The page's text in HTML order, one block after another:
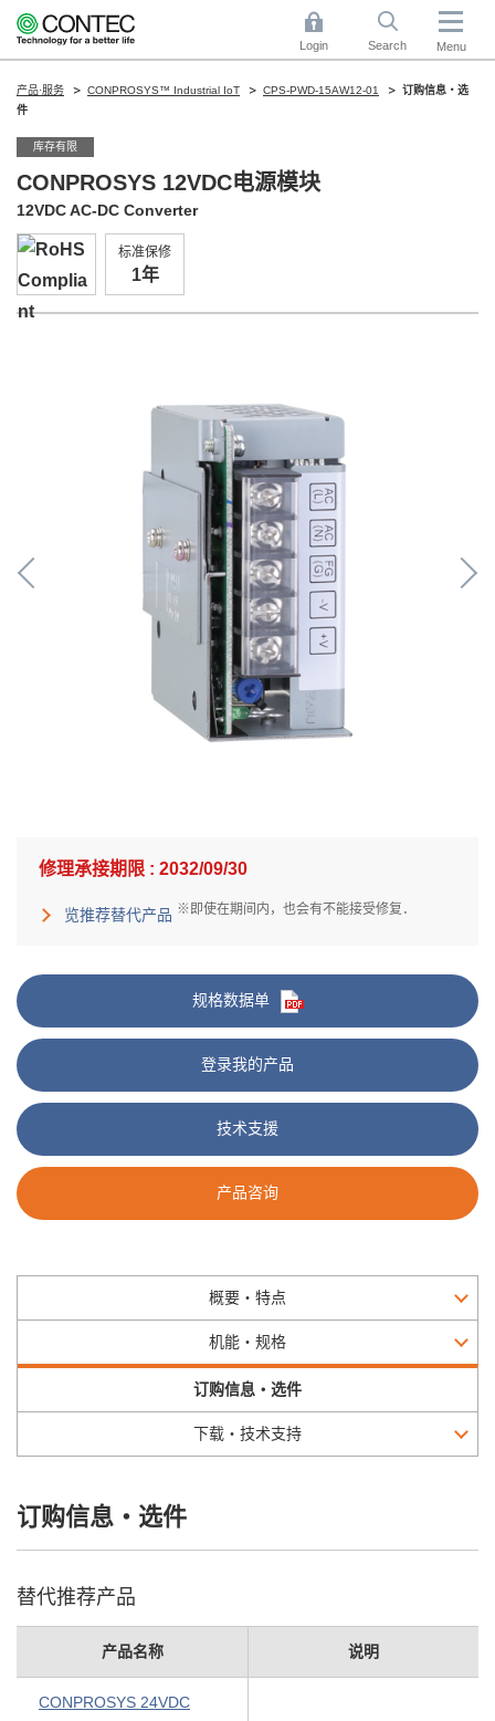
Login Search Menu
产品·服务 CONPROSYS™ Industrial IoT CPS-PWD-15AW12-01
订购信息・选
件
CONPROSYS 12VDC电源模块
12VDC AC-DC Converter
库存有限
标准保修
1年
修理承接期限 : 2032/09/30
览推荐替代产品 ※即使在期间内，也会有不能接受修复．
规格数据单
登录我的产品
技术支援
产品咨询
概要・特点
机能・规格
订购信息・选件
下载・技术支持
订购信息・选件
替代推荐产品
产品名称 说明
CONPROSYS 24VDC